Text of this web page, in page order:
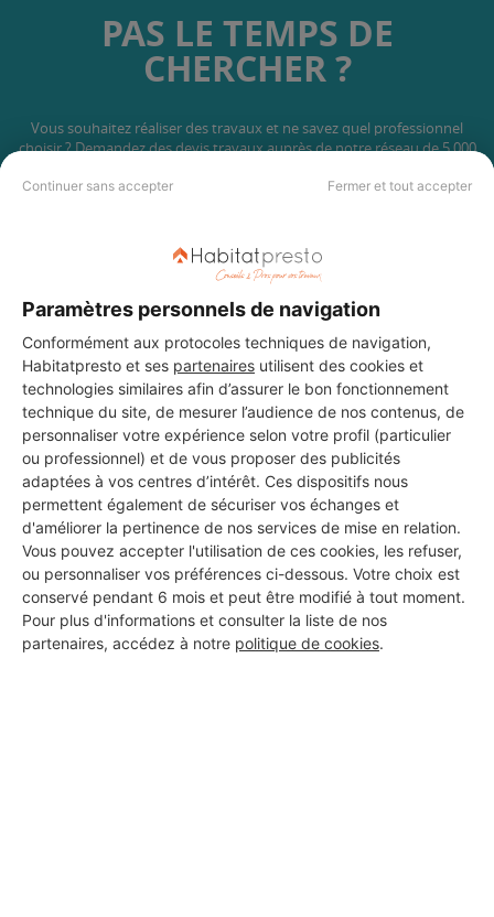
Continuer sans accepter Fermer et tout accepter
Paramètres personnels de navigation
Conformément aux protocoles techniques de navigation,
Habitatpresto et ses partenaires utilisent des cookies et
technologies similaires afin d’assurer le bon fonctionnement
technique du site, de mesurer l’audience de nos contenus, de
personnaliser votre expérience selon votre profil (particulier
ou professionnel) et de vous proposer des publicités
adaptées à vos centres d’intérêt. Ces dispositifs nous
permettent également de sécuriser vos échanges et
d'améliorer la pertinence de nos services de mise en relation.
Vous pouvez accepter l'utilisation de ces cookies, les refuser,
ou personnaliser vos préférences ci-dessous. Votre choix est
conservé pendant 6 mois et peut être modifié à tout moment.
Pour plus d'informations et consulter la liste de nos
partenaires, accédez à notre politique de cookies.
PAS LE TEMPS DE
CHERCHER ?
Vous souhaitez réaliser des travaux et ne savez quel professionnel
choisir ? Demandez des devis travauxauprès de notre réseau de 5 000
DEMANDER UN DEVIS